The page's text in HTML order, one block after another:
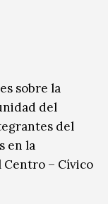
sobre la
del
del
en la
Centro – Cívico